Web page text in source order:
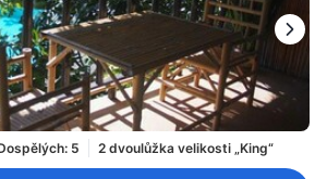
5 2 dvoulůžka velikosti „King“